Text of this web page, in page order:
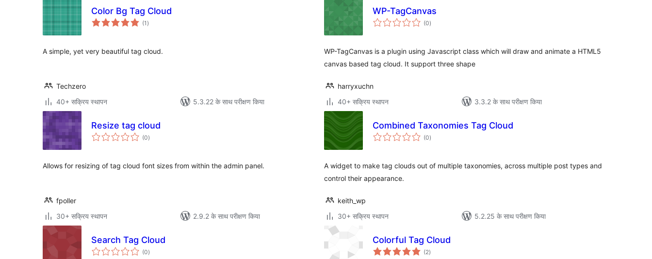
Color Bg Tag Cloud
(1 कुल
दर)
A simple, yet very beautiful tag cloud.
Techzero
40+ सक्रिय स्थापन
5.3.22 के साथ परीक्षण किया
WP-TagCanvas
(0कुल
दर)
WP-TagCanvas is a plugin using Javascript class which will draw and animate a HTML5
canvas based tag cloud. It support three shape
harryxuchn
40+ सक्रिय स्थापन
3.3.2 के साथ परीक्षण किया
Resize tag cloud
(0कुल
दर)
Allows for resizing of tag cloud font sizes from within the admin panel.
fpoller
30+ सक्रिय स्थापन
2.9.2 के साथ परीक्षण किया
Combined Taxonomies Tag Cloud
(0कुल
दर)
A widget to make tag clouds out of multiple taxonomies, across multiple post types and
control their appearance.
keith_wp
30+ सक्रिय स्थापन
5.2.25 के साथ परीक्षण किया
Search Tag Cloud
(0कुल
दर)
Colorful Tag Cloud
(2कुल
दर)